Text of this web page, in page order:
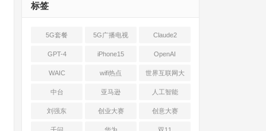
标签
5G套餐 5G广播电视 Claude2
GPT-4 iPhone15 OpenAI
WAIC wifi热点 世界互联网大
会
中台 亚马逊 人工智能
刘强东 创业大赛 创意大赛